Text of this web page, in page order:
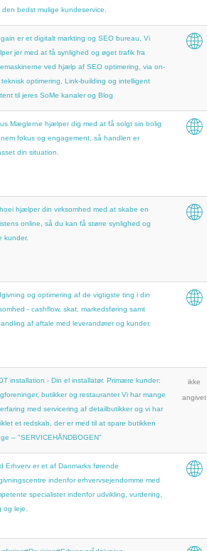
den bedst mulige kundeservice.
er et digitalt markting og SEO bureau. Vi
jer med at få synlighed og øget trafik fra
ved hjælp af SEO optimering, via on-
teknisk optimering, Link-building og intelligent
til jeres SoMe kanaler og Blog
Mæglerne hjælper dig med at få solgt sin bolig
fokus og engagement, så handlen er
din situation.
hjælper din virksomhed med at skabe en
online, så du kan få større synlighed og
kunder.
og optimering af de vigtigste ting i din
- cashflow, skat, markedsføring samt
af aftale med leverandører og kunder.
installation - Din el installatør. Primære kunder:
butikker og restauranter Vi har mange
med servicering af detailbutikker og vi har
et redskab, der er med til at spare butikken
– "SERVICEHÅNDBOGEN"
ikke
angivet
Erhverv er et af Danmarks førende
indenfor erhvervsejendomme med
specialister indenfor udvikling, vurdering,
og leje.